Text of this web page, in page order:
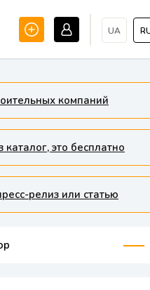
UA
компаний
это бесплатно
релиз или статью